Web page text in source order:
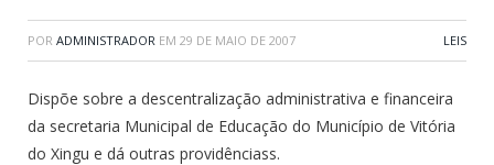
POR ADMINISTRADOR EM 29 DE MAIO DE 2007 LEIS
Dispõe sobre a descentralização administrativa e financeira
da secretaria Municipal de Educação do Município de Vitória
do Xingu e dá outras providênciass.